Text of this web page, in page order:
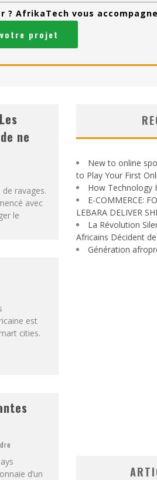
? AfrikaTech vous
projet
ne
ravages.
avec
le
est
cities.
d’un
New to online
to Play Your First
How Technology
E-COMMERCE:
LEBARA DELIVER
La Révolution
Africains Décident
Génération